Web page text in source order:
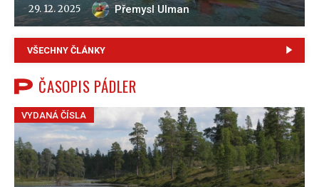
29. 12. 2025 Přemysl Ulman
VŠECHNY ČLÁNKY
ČASOPIS PÁDLER
VYDANÁ ČÍSLA